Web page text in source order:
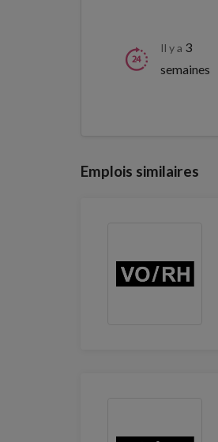
Il y a 3
semaines
Emplois similaires